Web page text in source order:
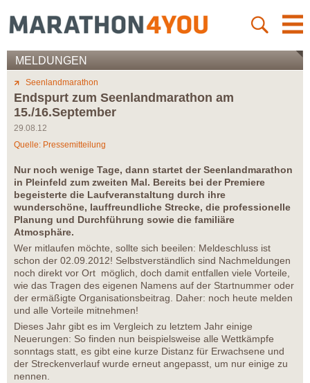
MELDUNGEN
Seenlandmarathon
Endspurt zum Seenlandmarathon am
15./16.September
29.08.12
Quelle: Pressemitteilung
Nur noch wenige Tage, dann startet der Seenlandmarathon
in Pleinfeld zum zweiten Mal. Bereits bei der Premiere
begeisterte die Laufveranstaltung durch ihre
wunderschöne, lauffreundliche Strecke, die professionelle
Planung und Durchführung sowie die familiäre
Atmosphäre.
Wer mitlaufen möchte, sollte sich beeilen: Meldeschluss ist
schon der 02.09.2012! Selbstverständlich sind Nachmeldungen
noch direkt vor Ort möglich, doch damit entfallen viele Vorteile,
wie das Tragen des eigenen Namens auf der Startnummer oder
der ermäßigte Organisationsbeitrag. Daher: noch heute melden
und alle Vorteile mitnehmen!
Dieses Jahr gibt es im Vergleich zu letztem Jahr einige
Neuerungen: So finden nun beispielsweise alle Wettkämpfe
sonntags statt, es gibt eine kurze Distanz für Erwachsene und
der Streckenverlauf wurde erneut angepasst, um nur einige zu
nennen.